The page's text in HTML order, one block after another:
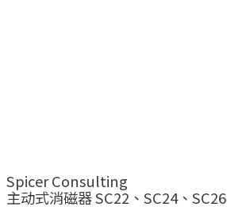
Spicer Consulting
主动式消磁器 SC22、SC24、SC26